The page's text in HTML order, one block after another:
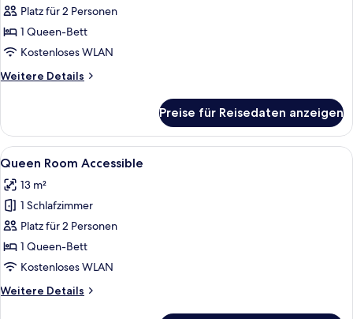
Room
anzeigen
Platz für 2 Personen
1 Queen-Bett
Kostenloses WLAN
Weitere Details
Weitere
Room
Preise für Reisedaten anzeigen
Alle
Fotos
für
Queen
Room
Accessible
anzeigen
Ein modernes Hotelzimmer mit Bett,
7
Queen Room Accessible
13 m²
1 Schlafzimmer
Platz für 2 Personen
1 Queen-Bett
Kostenloses WLAN
Weitere Details
Weitere